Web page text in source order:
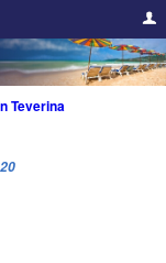
Teverina